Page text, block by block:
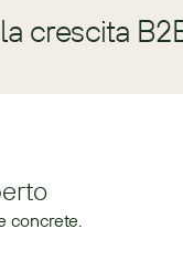
crescita
concrete.